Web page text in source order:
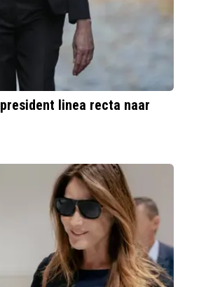
linea recta naar